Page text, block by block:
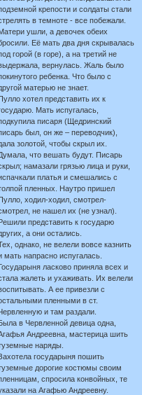
крепости и солдаты стали
в темноте - все побежали.
ушли, а девочек обеих
Её мать два дня скрывалась
горой (в горе), а на третий не
вернулась. Жаль было
ребенка. Что было с
матерью не знает.
хотел представить их к
Мать испугалась,
писаря (Щедринский
был, он же – переводчик),
золотой, чтобы скрыл их.
что вешать будут. Писарь
намазали грязью лица и руки,
платья и смешались с
пленных. Наутро пришел
ходил-ходил, смотрел-
не нашел их (не узнал).
представить к государю
а они остались.
однако, не велели вовсе казнить
мать напрасно испугалась.
ласково приняла всех и
жалеть и ухаживать. Их велели
А ее привезли с
пленными в ст.
и там раздали.
в Червленной девица одна,
Андреевна, мастерица шить
наряды.
государыня пошить
дорогие костюмы своим
спросила конвойных, те
на Агафью Андреевну.